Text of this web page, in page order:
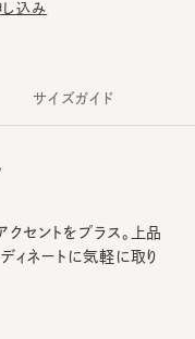
込み
セントをプラス。上品
ィネートに気軽に取り
サイズガイド